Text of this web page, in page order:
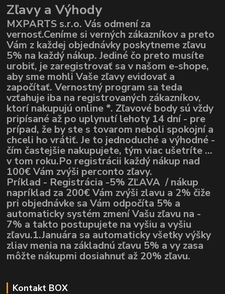
Zľavy a Výhody
MXPARTS s.r.o. Vás odmení za
vernosť.Ceníme si verných zákazníkov a preto
Vám z každej objednávky poskytneme zľavu
5% na každý nákup. Jediné čo preto musíte
urobiť, je zaregistrovať sa v našom e-shope,
aby sme mohli Vaše zľavy evidovať a
započítať. Vernostný program sa teda
vzťahuje iba na registrovaných zákazníkov,
ktorí nakupujú online *. Zľavové body sú vždy
pripísané až po uplynutí lehoty 14 dní - pre
prípad, že by ste s tovarom neboli spokojní a
chceli ho vrátiť. Je to jednoduché a výhodné -
čím častejšie nakupujete, tým viac ušetríte ...
v tom roku.Po registrácii každý nákup nad
100€ Vám zvýši perconto zľavy.
Príklad - Registrácia -5% ZĽAVA / nákup
napríklad za 200€ Vám zvýši zlavu a 2% čiže
pri objednávke sa Vám odpočíta 5% a
automaticky systém zmení Vašu zľavu na -
7% a takto postupujete na vyšiu a vyšiu
zľavu.1.Januára sa automaticky všetky výšky
zliav menia na základnú zľavu 5% a vy zasa
môžte nákupmi dosiahnuť až 20% zľavu.
Kontakt BOX